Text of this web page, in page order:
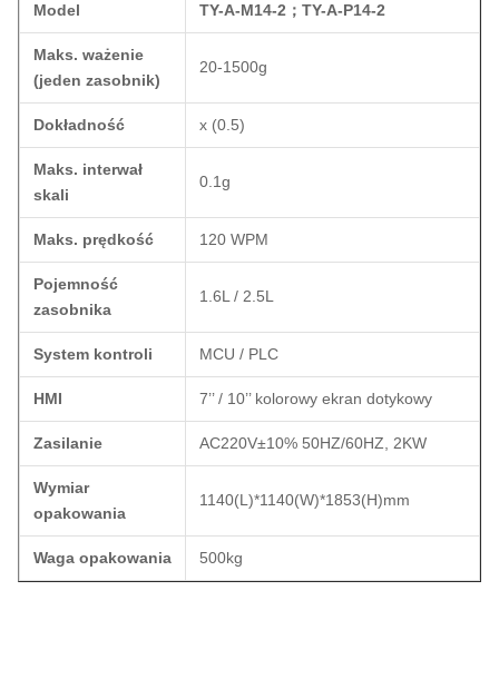
Model TY-A-M14-2 ； TY-A-P14-2
Maks. ważenie
(jeden zasobnik)
20-1500g
Dokładność x (0.5)
Maks. interwał
skali
0.1g
Maks. prędkość 120 WPM
Pojemność
zasobnika
1.6L / 2.5L
System kontroli MCU / PLC
HMI 7’’ / 10’’ kolorowy ekran dotykowy
Zasilanie AC220V±10% 50HZ/60HZ, 2KW
Wymiar
opakowania
1140(L)*1140(W)*1853(H)mm
Waga opakowania 500kg